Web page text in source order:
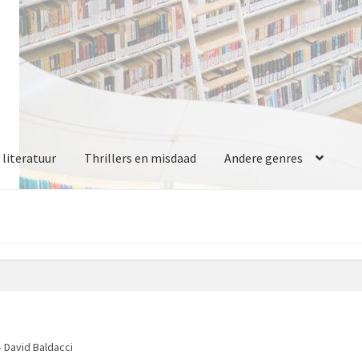
literatuur Thrillers en misdaad Andere genres
Baldacci